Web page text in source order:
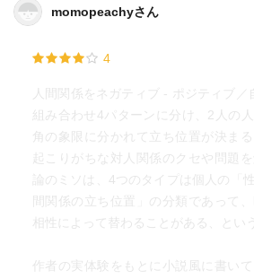
momopeachyさん
4
人間関係をネガティブ - ポジティブ／
組み合わせ4パターンに分け、2人の
角の象限に分かれて立ち位置が決ま
起こりがちな対人関係のクセや問題
論のミソは、4つのタイプは個人の「
間関係の立ち位置」の分類であって
相性によって替わることがある、とい
作者の実体験をもとに小説風に書いて